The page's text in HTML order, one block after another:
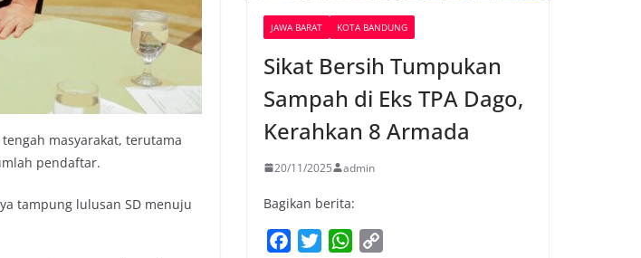
masyarakat, terutama
pendaftar.
tampung lulusan SD menuju
JAWA BARAT KOTA BANDUNG
Sikat Bersih Tumpukan
Sampah di Eks TPA Dago,
Kerahkan 8 Armada
20/11/2025 admin
Bagikan berita:
W